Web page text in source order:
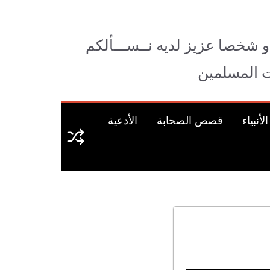
شخصا عزيز لديه نــســـألكم
المسلمين
قصص الصحابة الأدعية